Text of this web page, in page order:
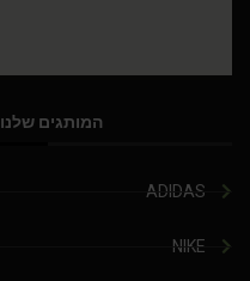
המותגים שלנו
ADIDAS
NIKE